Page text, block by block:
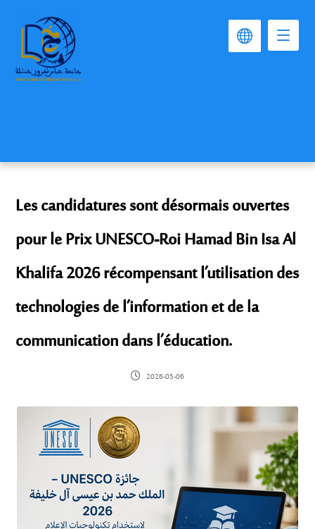
Les candidatures sont désormais ouvertes
pour le Prix UNESCO-Roi Hamad Bin Isa Al
Khalifa 2026 récompensant l’utilisation des
technologies de l’information et de la
communication dans l’éducation.
2026-05-06